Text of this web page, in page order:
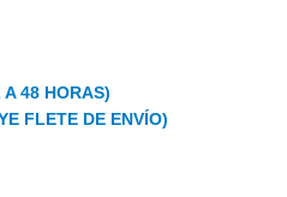
48 HORAS)
FLETE DE ENVÍO)